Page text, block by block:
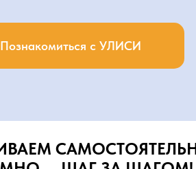
Познакомиться с УЛИСИ